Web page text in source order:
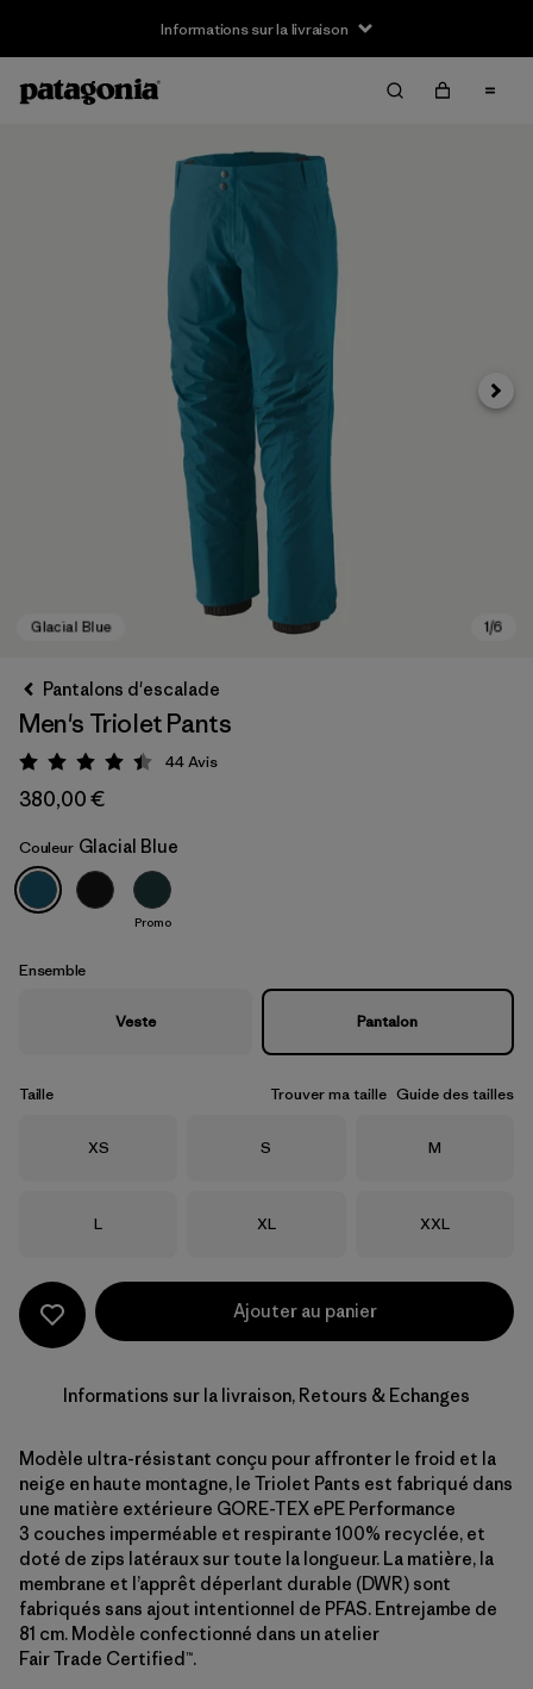
Informations sur la livraison
Glacial Blue
Pantalons d'escalade
Men's Triolet Pants
Évaluation: 4.4 / 5
44Avis
380,00 €
Couleur Glacial Blue
Promo
Ensemble
Veste Pantalon
Taille Trouver ma taille Guide des tailles
Taille
XS Taille
S Taille
M
Taille
L Taille
XL Taille
XXL
Ajouter au panier
Informations sur la livraison, Retours & Echanges
Modèle ultra-résistant conçu pour affronter le froid et la
neige en haute montagne, le Triolet Pants est fabriqué dans
une matière extérieure GORE-TEX ePE Performance
3 couches imperméable et respirante 100% recyclée, et
doté de zips latéraux sur toute la longueur. La matière, la
membrane et l’apprêt déperlant durable (DWR) sont
fabriqués sans ajout intentionnel de PFAS. Entrejambe de
81 cm. Modèle confectionné dans un atelier
Fair Trade Certified™.